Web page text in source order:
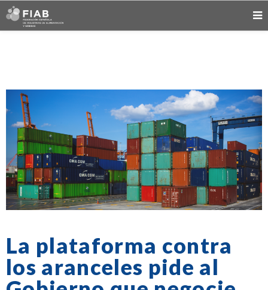
La plataforma contra
los aranceles pide al